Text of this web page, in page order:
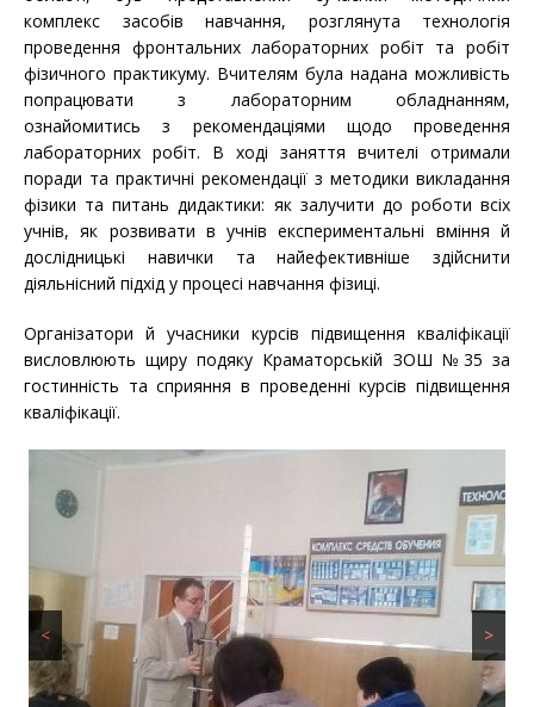
комплекс засобів навчання, розглянута технологія
проведення фронтальних лабораторних робіт та робіт
фізичного практикуму. Вчителям була надана можливість
попрацювати з лабораторним обладнанням,
ознайомитись з рекомендаціями щодо проведення
лабораторних робіт. В ході заняття вчителі отримали
поради та практичні рекомендації з методики викладання
фізики та питань дидактики: як залучити до роботи всіх
учнів, як розвивати в учнів експериментальні вміння й
дослідницькі навички та найефективніше здійснити
діяльнісний підхід у процесі навчання фізиці.
Організатори й учасники курсів підвищення кваліфікації
висловлюють щиру подяку Краматорській ЗОШ №35 за
гостинність та сприяння в проведенні курсів підвищення
кваліфікації.
< >